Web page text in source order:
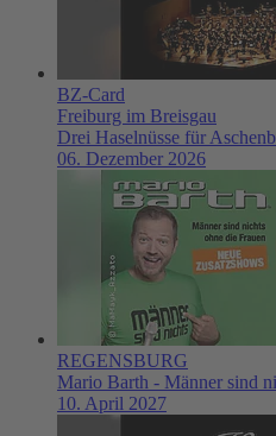
BZ-Card
Freiburg im Breisgau
Drei Haselnüsse für
06. Dezember 2026
REGENSBURG
Mario Barth - Männer sind
10. April 2027